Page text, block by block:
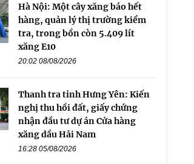
Hà Nội: Một cây xăng báo hết
hàng, quản lý thị trường kiểm
tra, trong bồn còn 5.409 lít
xăng E10
20:02 08/08/2026
Thanh tra tỉnh Hưng Yên: Kiến
nghị thu hồi đất, giấy chứng
nhận đầu tư dự án Cửa hàng
xăng dầu Hải Nam
16:28 05/08/2026